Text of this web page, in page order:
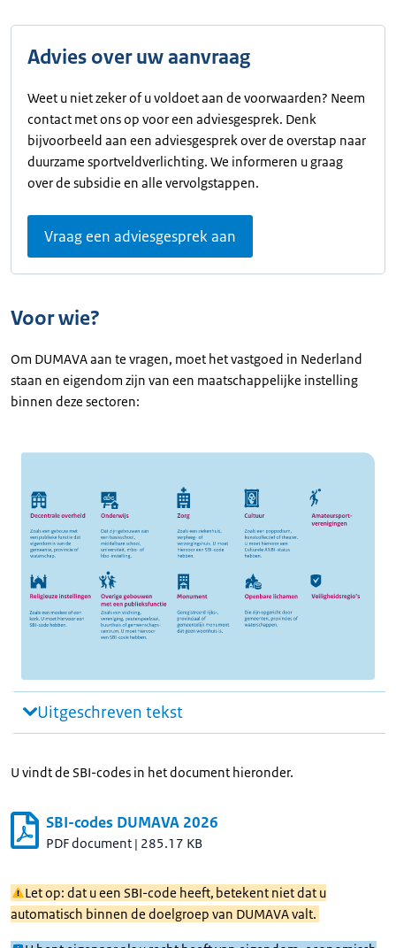
Advies over uw aanvraag
Weet u niet zeker of u voldoet aan de voorwaarden? Neem
contact met ons op voor een adviesgesprek. Denk
bijvoorbeeld aan een adviesgesprek over de overstap naar
duurzame sportveldverlichting. We informeren u graag
over de subsidie en alle vervolgstappen.
Vraag een adviesgesprek aan
Voor wie?
Om DUMAVA aan te vragen, moet het vastgoed in Nederland
staan en eigendom zijn van een maatschappelijke instelling
binnen deze sectoren:
Uitgeschreven tekst
U vindt de SBI-codes in het document hieronder.
SBI-codes DUMAVA 2026
PDF document | 285.17 KB
Let op: dat u een SBI-code heeft, betekent niet dat u
automatisch binnen de doelgroep van DUMAVA valt.